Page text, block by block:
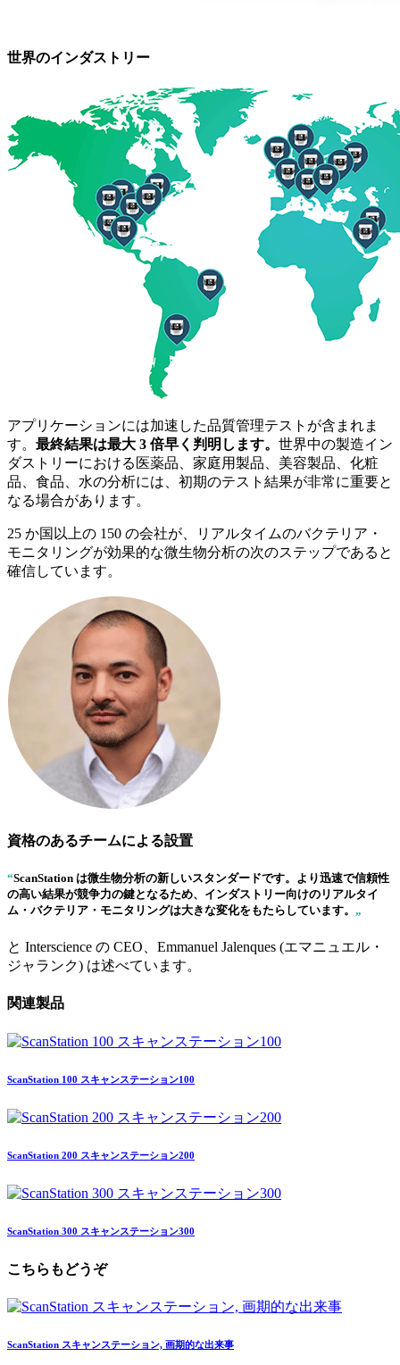
世界のインダストリー
アプリケーションには加速した品質管理テストが含まれま
す。 最終結果は最大 3 倍早く判明します。 世界中の製造イン
ダストリーにおける医薬品、家庭用製品、美容製品、化粧
品、食品、水の分析には、初期のテスト結果が非常に重要と
なる場合があります。
25 か国以上の 150 の会社が、リアルタイムのバクテリア・
モニタリングが効果的な微生物分析の次のステップであると
確信しています。
資格のあるチームによる設置
“ScanStation は微生物分析の新しいスタンダードです。より迅速で信頼性
の高い結果が競争力の鍵となるため、インダストリー向けのリアルタイ
ム・バクテリア・モニタリングは大きな変化をもたらしています。 „
と Interscience の CEO、Emmanuel Jalenques (エマニュエル・
ジャランク) は述べています。
関連製品
ScanStation 100 スキャンステーション100
ScanStation 200 スキャンステーション200
ScanStation 300 スキャンステーション300
こちらもどうぞ
ScanStation スキャンステーション, 画期的な出来事